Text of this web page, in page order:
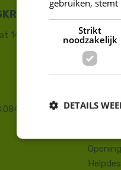
14
8660
+32
gebruiken,
Strikt
noodzakelijk
DETAILS